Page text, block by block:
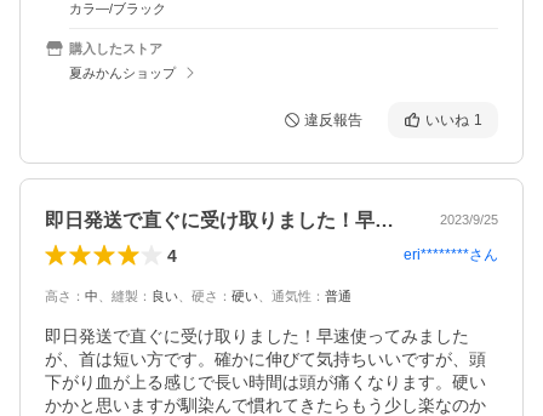
カラ―/ブラック
購入したストア
夏みかんショップ
違反報告 いいね 1
即日発送で直ぐに受け取りました！早速使… 2023/9/25
4 eri********さん
高さ ： 中 縫製 ： 良い 硬さ ： 硬い 通気性 ： 普通
即日発送で直ぐに受け取りました！早速使ってみました
が、首は短い方です。確かに伸びて気持ちいいですが、頭
下がり血が上る感じで長い時間は頭が痛くなります。硬い
かかと思いますが馴染んで慣れてきたらもう少し楽なのか